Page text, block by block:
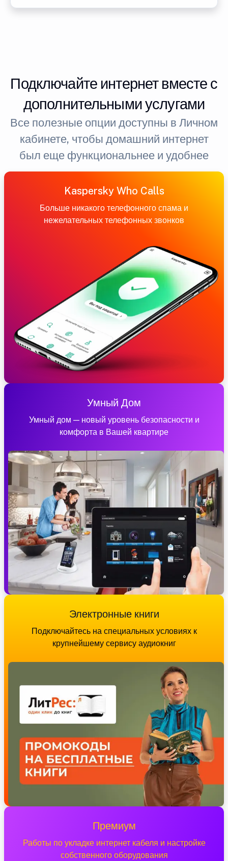
Подключайте интернет вместе с
дополнительными услугами
Все полезные опции доступны в Личном
кабинете, чтобы домашний интернет
был еще функциональнее и удобнее
Kaspersky Who Calls
Больше никакого телефонного спама и
нежелательных телефонных звонков
Умный Дом
Умный дом — новый уровень безопасности и
комфорта в Вашей квартире
Электронные книги
Подключайтесь на специальных условиях к
крупнейшему сервису аудиокниг
Премиум
Работы по укладке интернет кабеля и настройке
собственного оборудования